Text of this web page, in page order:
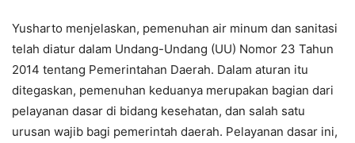
Yusharto menjelaskan, pemenuhan air minum dan sanitasi
telah diatur dalam Undang-Undang (UU) Nomor 23 Tahun
2014 tentang Pemerintahan Daerah. Dalam aturan itu
ditegaskan, pemenuhan keduanya merupakan bagian dari
pelayanan dasar di bidang kesehatan, dan salah satu
urusan wajib bagi pemerintah daerah. Pelayanan dasar ini,